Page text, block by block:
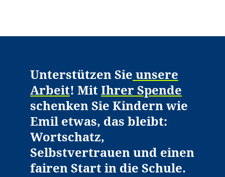
Unterstützen Sie unsere
Arbeit! MitIhrer Spende
schenken Sie Kindern wie
Emil etwas, das bleibt:
Wortschatz,
Selbstvertrauen und einen
fairen Start in die Schule.